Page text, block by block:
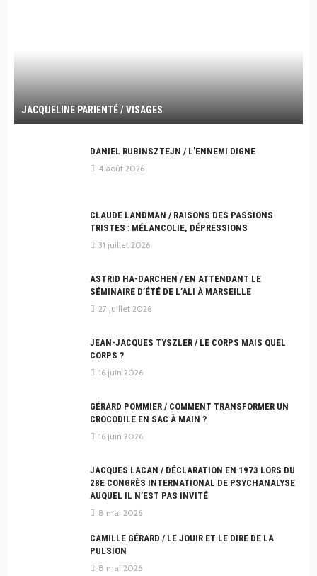
JACQUELINE PARIENTÉ / VISAGES
DANIEL RUBINSZTEJN / L’ENNEMI DIGNE
4 août 2026
CLAUDE LANDMAN / RAISONS DES PASSIONS
TRISTES : MÉLANCOLIE, DÉPRESSIONS
31 juillet 2026
ASTRID HA-DARCHEN / EN ATTENDANT LE
SÉMINAIRE D’ÉTÉ DE L’ALI À MARSEILLE
27 juillet 2026
JEAN-JACQUES TYSZLER / LE CORPS MAIS QUEL
CORPS ?
16 juin 2026
GÉRARD POMMIER / COMMENT TRANSFORMER UN
CROCODILE EN SAC À MAIN ?
16 juin 2026
JACQUES LACAN / DÉCLARATION EN 1973 LORS DU
28E CONGRÈS INTERNATIONAL DE PSYCHANALYSE
AUQUEL IL N’EST PAS INVITÉ
8 mai 2026
CAMILLE GÉRARD / LE JOUIR ET LE DIRE DE LA
PULSION
8 mai 2026